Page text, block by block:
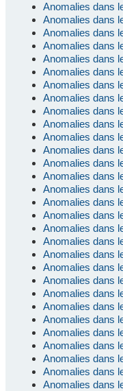
Anomalies dans
Anomalies dans
Anomalies dans
Anomalies dans
Anomalies dans
Anomalies dans
Anomalies dans
Anomalies dans
Anomalies dans
Anomalies dans
Anomalies dans
Anomalies dans
Anomalies dans
Anomalies dans
Anomalies dans
Anomalies dans
Anomalies dans
Anomalies dans
Anomalies dans
Anomalies dans
Anomalies dans
Anomalies dans
Anomalies dans
Anomalies dans
Anomalies dans
Anomalies dans
Anomalies dans
Anomalies dans
Anomalies dans
Anomalies dans